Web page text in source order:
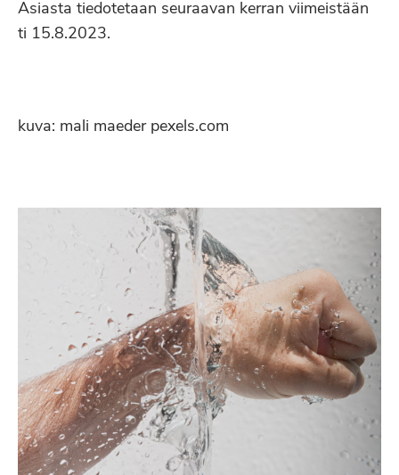
Asiasta tiedotetaan seuraavan kerran viimeistään
ti 15.8.2023.
kuva: mali maeder pexels.com